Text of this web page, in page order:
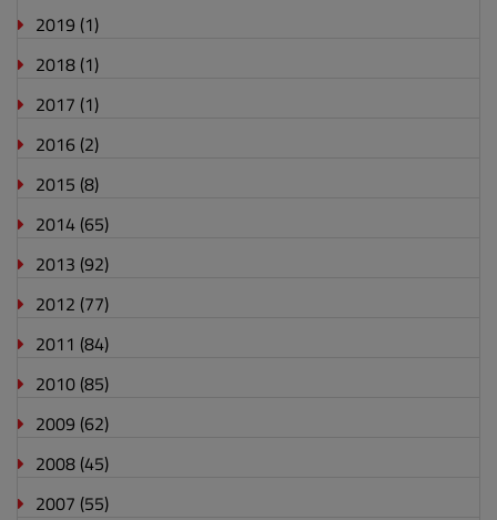
2019 (1)
2018 (1)
2017 (1)
2016 (2)
2015 (8)
2014 (65)
2013 (92)
2012 (77)
2011 (84)
2010 (85)
2009 (62)
2008 (45)
2007 (55)